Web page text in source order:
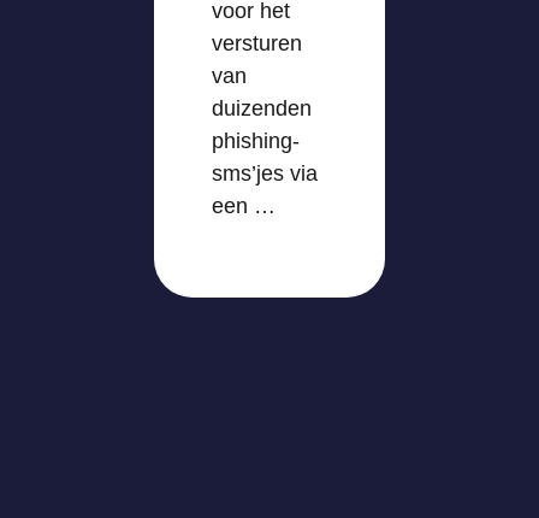
voor het
versturen
van
duizenden
phishing-
sms’jes via
een …